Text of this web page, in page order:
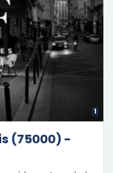
1
(75000) -